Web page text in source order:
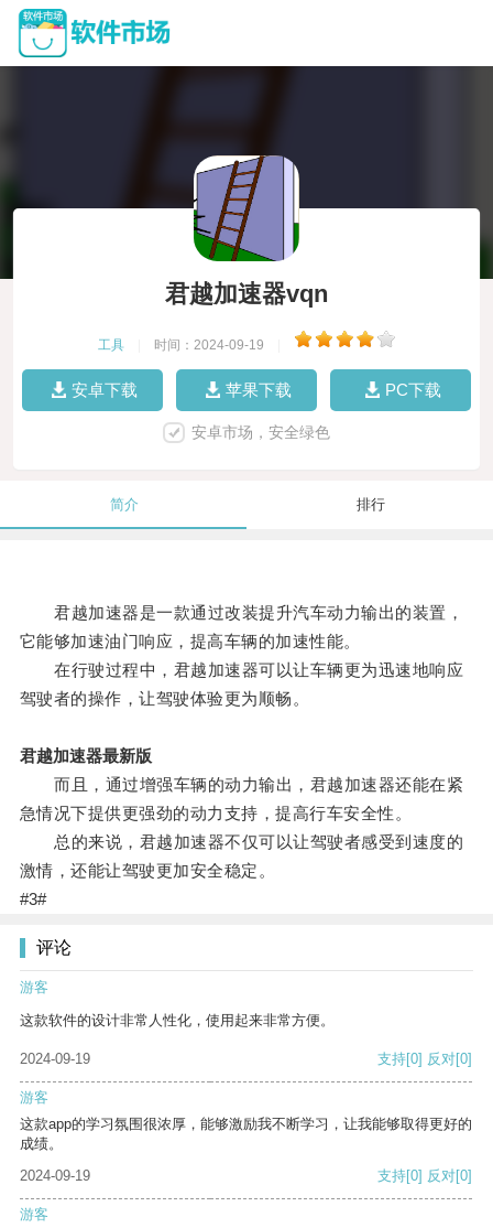
君越加速器vqn
工具 时间：2024-09-19
安卓下载 苹果下载 PC下载
安卓市场，安全绿色
简介 排行
君越加速器是一款通过改装提升汽车动力输出的装置，
它能够加速油门响应，提高车辆的加速性能。
在行驶过程中，君越加速器可以让车辆更为迅速地响应
驾驶者的操作，让驾驶体验更为顺畅。
君越加速器最新版
而且，通过增强车辆的动力输出，君越加速器还能在紧
急情况下提供更强劲的动力支持，提高行车安全性。
总的来说，君越加速器不仅可以让驾驶者感受到速度的
激情，还能让驾驶更加安全稳定。
#3#
评论
游客
这款软件的设计非常人性化，使用起来非常方便。
2024-09-19 支持[0] 反对[0]
游客
这款app的学习氛围很浓厚，能够激励我不断学习，让我能够取得更好的
成绩。
2024-09-19
支持[0] 反对[0]
游客